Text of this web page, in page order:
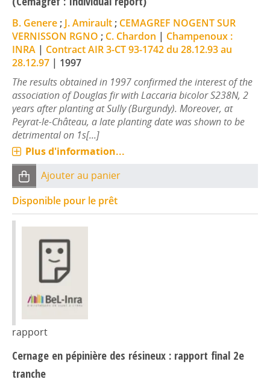
B. Genere ; J. Amirault ; CEMAGREF NOGENT SUR
VERNISSON RGNO ; C. Chardon | Champenoux :
INRA | Contract AIR 3-CT 93-1742 du 28.12.93 au
28.12.97 | 1997
The results obtained in 1997 confirmed the interest of the
association of Douglas fir with Laccaria bicolor S238N, 2
years after planting at Sully (Burgundy). Moreover, at
Peyrat-le-Château, a late planting date was shown to be
detrimental on 1s[...]
Plus d'information...
Ajouter au panier
Disponible pour le prêt
rapport
Cernage en pépinière des résineux : rapport final 2e
tranche